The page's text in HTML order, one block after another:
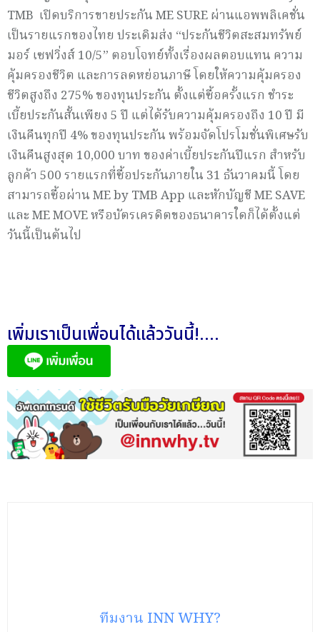
TMB เปิดบริการขายประกัน ME SURE ผ่านแอพพลิเคชั่น
เป็นรายแรกของไทย ประเดิมส่ง “ประกันชีวิตสะสมทรัพย์
มอร์ เซฟวิ่งส์ 10/5” ตอบโจทย์ทั้งเรื่องผลตอบแทน ความ
คุ้มครองชีวิต และการลดหย่อนภาษี โดยให้ความคุ้มครอง
ชีวิตสูงถึง 275% ของทุนประกัน ตั้งแต่ซื้อครั้งแรก ชำระ
เบี้ยประกันสั้นเพียง 5 ปี แต่ได้รับความคุ้มครองถึง 10 ปี มี
เงินคืนทุกปี 4% ของทุนประกัน พร้อมจัดโปรโมชั่นพิเศษรับ
เงินคืนสูงสุด 10,000 บาท ของค่าเบี้ยประกันปีแรก สำหรับ
ลูกค้า 500 รายแรกที่ซื้อประกันภายใน 31 ธันวาคมนี้ โดย
สามารถซื้อผ่าน ME by TMB App และหักบัญชี ME SAVE
และ ME MOVE หรือบัตรเครดิตของธนาคารใดก็ได้ตั้งแต่
วันนี้เป็นต้นไป
เพิ่มเราเป็นเพื่อนได้แล้ววันนี้!....
ทีมงาน INN WHY?